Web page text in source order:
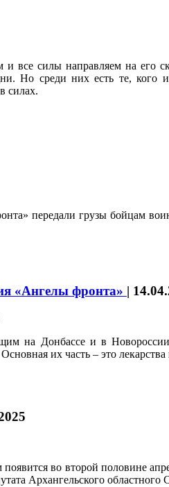
все силы направляем на его
среди них есть те, кого
силах.
передали грузы бойцам
«Ангелы фронта» |
на Донбассе и в
их часть – это
во второй половине
Архангельского